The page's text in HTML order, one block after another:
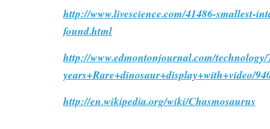
http://www.livescience.com/41486-smallest-
found.html
http://www.edmontonjournal.com/
years+Rare+dinosaur+display+with+video/
http://en.wikipedia.org/wiki/Chasmosaurus